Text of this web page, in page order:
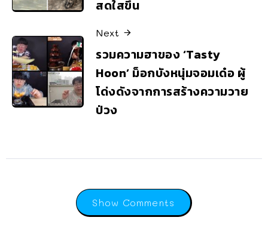
สดใสขึ้น
Next
รวมความฮาของ ‘Tasty
Hoon’ ม็อกบังหนุ่มจอมเด๋อ ผู้
โด่งดังจากการสร้างความวาย
ป่วง
Show Comments